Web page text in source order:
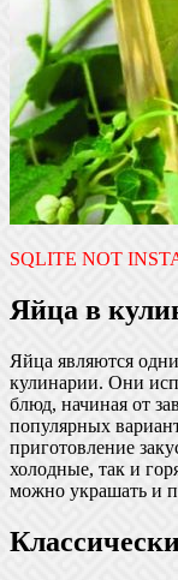
SQLITE NOT
Яйца в
Яйца являются
кулинарии. Они
блюд, начиная от
популярных
приготовление
холодные, так и
можно украшать и